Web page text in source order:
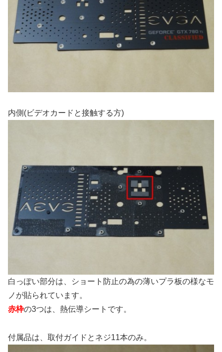
内側(ビデオカードと接触する方)
白っぽい部分は、ショート防止の為の薄いプラ板の様なモ
ノが貼られています。
赤枠の3つは、熱伝導シートです。
付属品は、取付ガイドとネジ11本のみ。